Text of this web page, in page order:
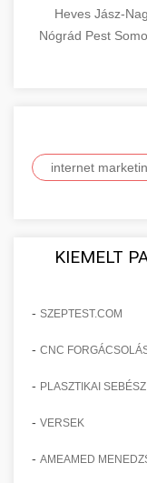
Heves Jász-
Nógrád Pest
internet
KIEMELT
- SZEPTEST.COM
- CNC
- PLASZTIKAI SEBÉSZ
- VERSEK
- AMEAMED